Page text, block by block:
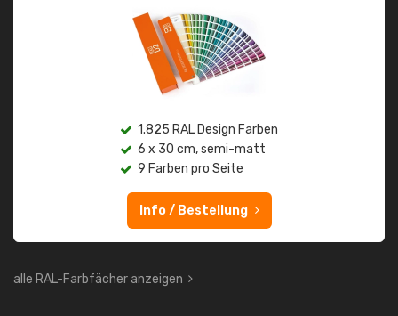
1.825 RAL Design Farben
6 x 30 cm, semi-matt
9 Farben pro Seite
Info / Bestellung
alle RAL-Farbfächer anzeigen